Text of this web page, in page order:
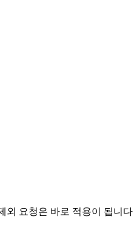
외 요청은 바로 적용이 됩니다